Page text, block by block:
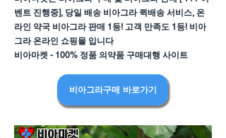
벤트 진행중], 당일 배송 비아그라 퀵배송 서비스, 온
라인 약국 비아그라 판매 1등! 고객 만족도 1등! 비아
그라 온라인 쇼핑몰 입니다
비아마켓 - 100% 정품 의약품 구매대행 사이트
비아그라구매 바로가기